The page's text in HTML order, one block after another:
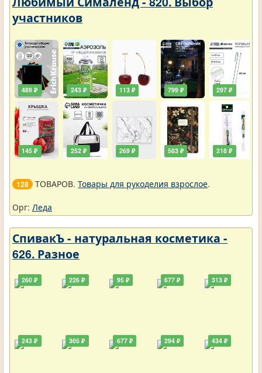
участников
489 ₽
145 ₽
243 ₽
252 ₽
113 ₽
269 ₽
799 ₽
583 ₽
297 ₽
218 ₽
128 ТОВАРОВ. Товары для рукоделия взрослое.
Орг: Леда
СпивакЪ - натуральная косметика -
626. Разное
260 ₽
243 ₽
226 ₽
305 ₽
95 ₽
677 ₽
677 ₽
294 ₽
313 ₽
434 ₽